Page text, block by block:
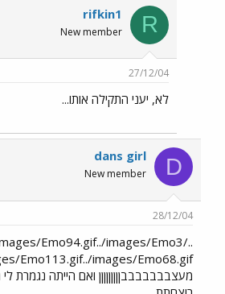
R
rifkin1
New member
27/12/04
לא, יעני התקילה אותו...
D
dans girl
New member
28/12/04
Emo94.gif../images/Emo3
מעצבבבבבבבןןןןןןןןן ואם הייתה נגמרת